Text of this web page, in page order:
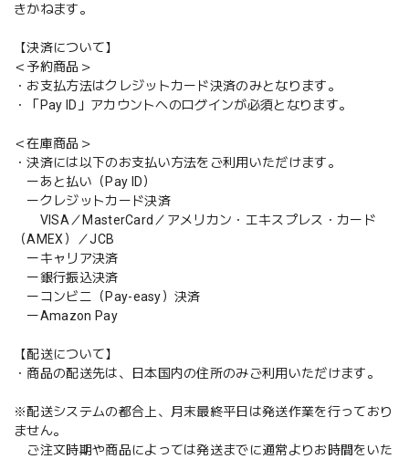
きかねます。
【決済について】
＜予約商品＞
・お支払方法はクレジットカード決済のみとなります。
・「Pay ID」アカウントへのログインが必須となります。
＜在庫商品＞
・決済には以下のお支払い方法をご利用いただけます。
ーあと払い（Pay ID）
ークレジットカード決済
VISA／MasterCard／アメリカン・エキスプレス・カード
（AMEX）／JCB
ーキャリア決済
ー銀行振込決済
ーコンビニ（Pay-easy）決済
ーAmazon Pay
【配送について】
・商品の配送先は、日本国内の住所のみご利用いただけます。
※配送システムの都合上、月末最終平日は発送作業を行っており
ません。
ご注文時期や商品によっては発送までに通常よりお時間をいた